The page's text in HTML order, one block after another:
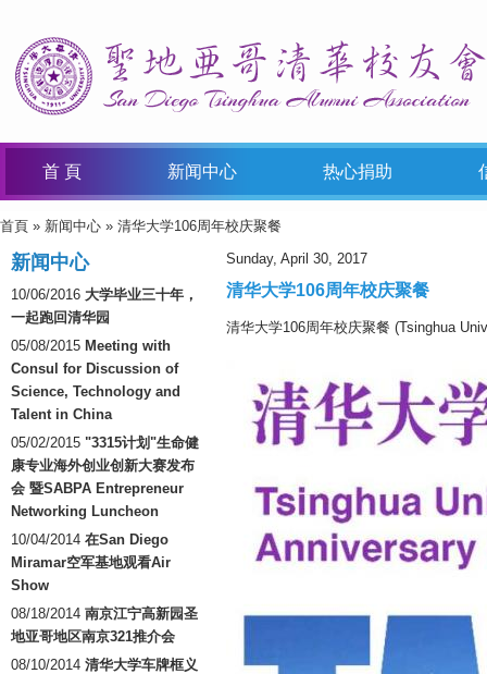
首 頁 新闻中心 热心捐助
You Are Here
首頁 » 新闻中心 » 清华大学106周年校庆聚餐
新闻中心
10/06/2016 大学毕业三十年，
一起跑回清华园
05/08/2015 Meeting with
Consul for Discussion of
Science, Technology and
Talent in China
05/02/2015 "3315计划"生命健
康专业海外创业创新大赛发布
会 暨SABPA Entrepreneur
Networking Luncheon
10/04/2014 在San Diego
Miramar空军基地观看Air
Show
08/18/2014 南京江宁高新园圣
地亚哥地区南京321推介会
08/10/2014 清华大学车牌框义
Sunday, April 30, 2017
清华大学106周年校庆聚餐
清华大学106周年校庆聚餐 (Tsinghua